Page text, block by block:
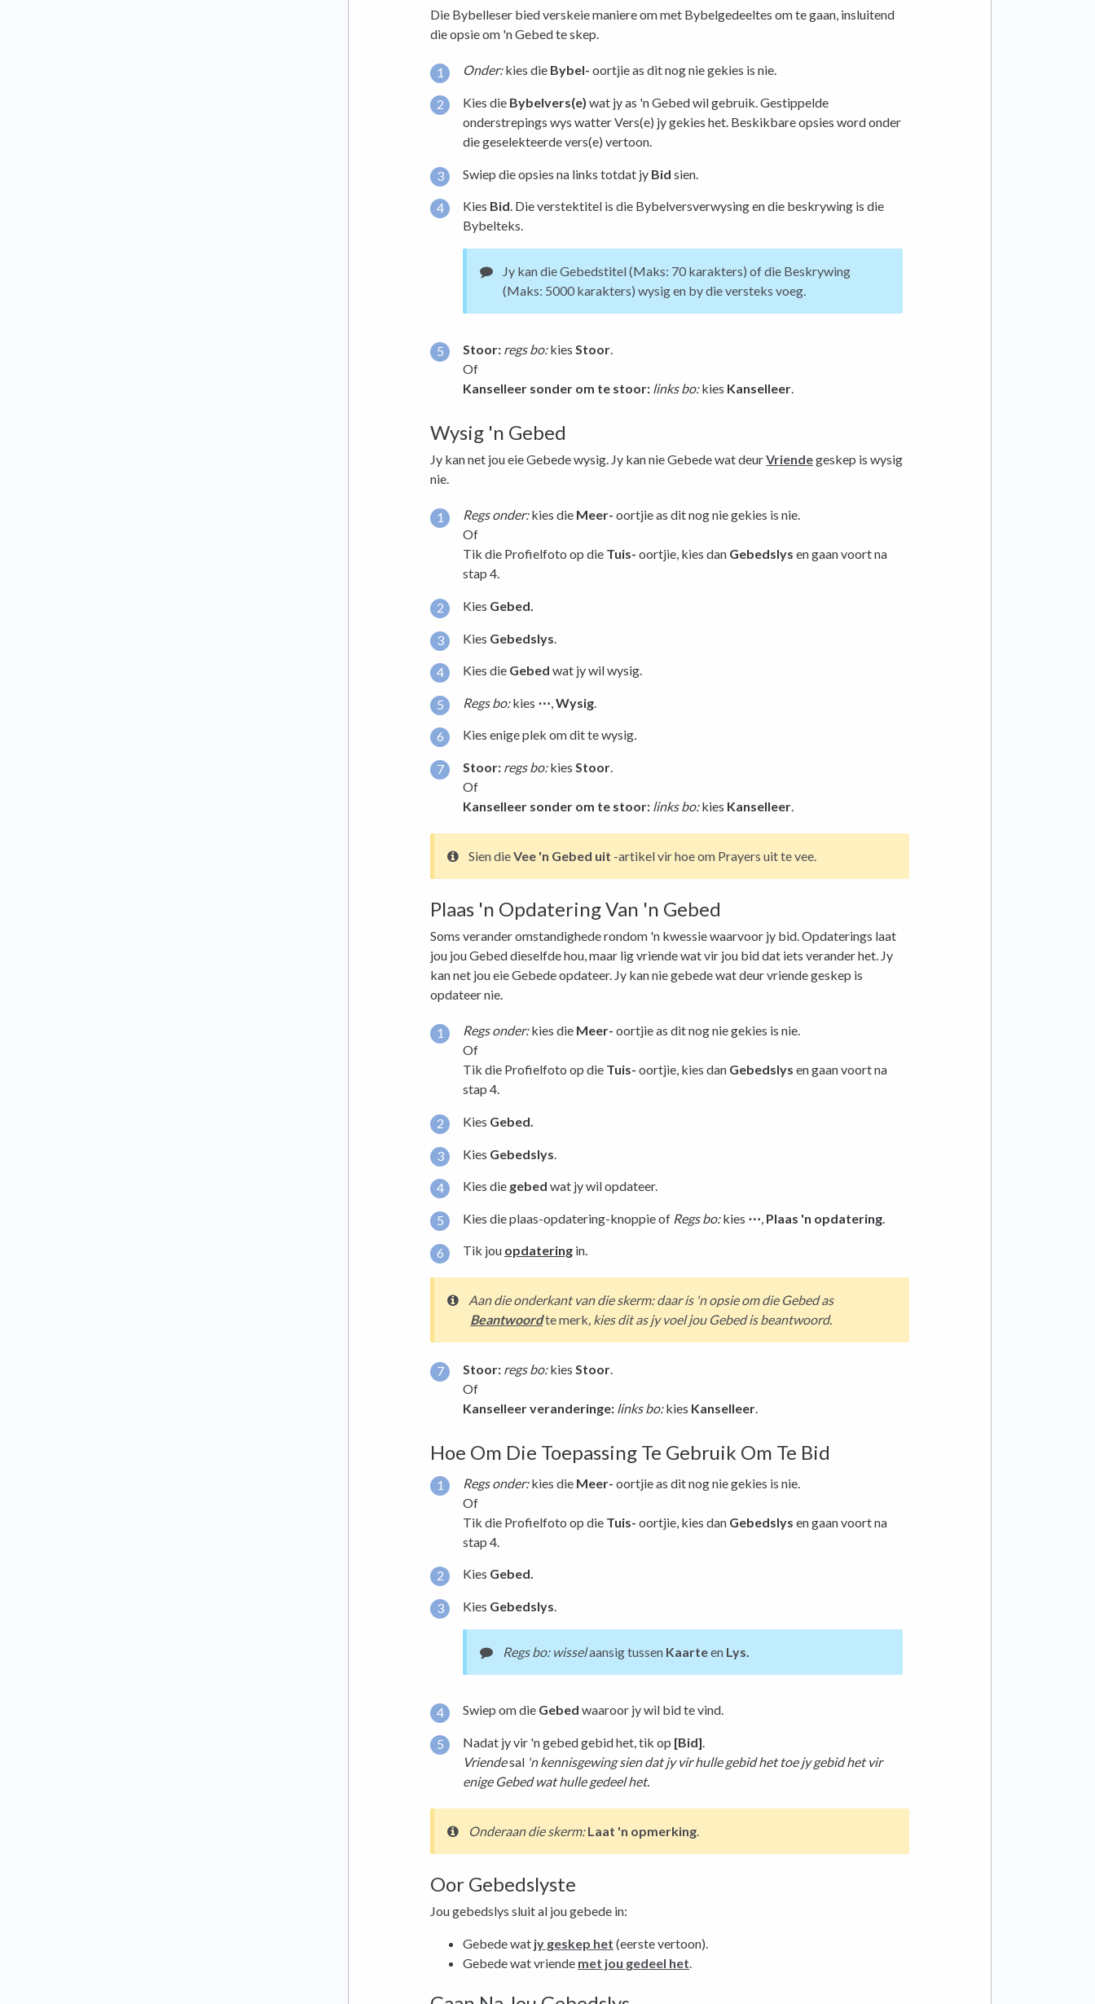
Die Bybelleser bied verskeie maniere om met Bybelgedeeltes om te gaan, insluitend
die opsie om 'n Gebed te skep.
Onder:kies die Bybel- oortjie as dit nog nie gekies is nie.
Kies die Bybelvers(e) wat jy as 'n Gebed wil gebruik. Gestippelde
onderstrepings wys watter Vers(e) jy gekies het. Beskikbare opsies word onder
die geselekteerde vers(e) vertoon.
Swiep die opsies na links totdat jy Bid sien.
Kies Bid. Die verstektitel is die Bybelversverwysing en die beskrywing is die
Bybelteks.
Jy kan die Gebedstitel (Maks: 70 karakters) of die Beskrywing
(Maks: 5000 karakters) wysig en by die versteks voeg.
Stoor: regs bo:kies Stoor
Of
Kanselleer sonder om te stoor: links bo:kies Kanselleer
Wysig 'n Gebed
Jy kan net jou eie Gebede wysig. Jy kan nie Gebede wat deurVriendegeskep is wysig
nie.
Regs onder:kies die Meer- oortjie as dit nog nie gekies is nie.
Of
Tik die Profielfoto op die Tuis- oortjie, kies dan Gebedslys en gaan voort na
stap 4.
Kies Gebed.
Kies Gebedslys
Kies die Gebed wat jy wil wysig.
Regs bo:kies ⋯ Wysig
Kies enige plek om dit te wysig.
Stoor: regs bo:kies Stoor.
Of
Kanselleer sonder om te stoor: links bo:kies Kanselleer.
Sien dieVee 'n Gebed uit -artikel vir hoe om Prayers uit te vee.
Plaas 'n Opdatering Van 'n Gebed
Soms verander omstandighede rondom 'n kwessie waarvoor jy bid. Opdaterings laat
jou jou Gebed dieselfde hou, maar lig vriende wat vir jou bid dat iets verander het. Jy
kan net jou eie Gebede opdateer. Jy kan nie gebede wat deur vriende geskep is
opdateer nie.
Regs onder:kies die Meer- oortjie as dit nog nie gekies is nie.
Of
Tik die Profielfoto op die Tuis- oortjie, kies dan Gebedslys en gaan voort na
stap 4.
Kies Gebed.
Kies Gebedslys
Kies die gebed wat jy wil opdateer.
Kies die plaas-opdatering-knoppie of Regs bo:kies ⋯, Plaas 'n opdatering.
Tik jou opdatering in.
Aan die onderkant van die skerm: daar is 'n opsie om die Gebed as
Beantwoordte merk, kies dit as jy voel jou Gebed is beantwoord.
Stoor: regs bo:kies Stoor.
Of
Kanselleer veranderinge: links bo:kies Kanselleer.
Hoe Om Die Toepassing Te Gebruik Om Te Bid
Regs onder:kies die Meer- oortjie as dit nog nie gekies is nie.
Of
Tik die Profielfoto op die Tuis- oortjie, kies dan Gebedslys en gaan voort na
stap 4.
Kies Gebed.
Kies Gebedslys.
Regs bo: wisselaansig tussen Kaarteen Lys.
Swiep om die Gebed waaroor jy wil bid te vind.
Nadat jy vir 'n gebed gebid het, tik op [Bid].
Vriendesal 'n kennisgewing sien dat jy vir hulle gebid het toe jy gebid het vir
enige Gebed wat hulle gedeel het.
Onderaan die skerm: Laat 'n opmerking.
Oor Gebedslyste
Jou gebedslys sluit al jou gebede in:
Gebede wat jy geskep het (eerste vertoon).
Gebede wat vriende met jou gedeel het.